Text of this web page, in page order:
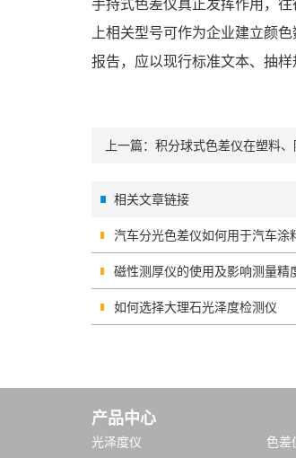
上相关型号可作为企业建立颜
报告，应以现行标准文本、抽样
上一篇： 积分球式色差仪在塑料
相关文章链接
汽车分光色差仪如何用于汽车涂
磁性测厚仪的使用及影响测量精
如何选择大理石光泽度检测仪
产品中心
光泽度仪
色差